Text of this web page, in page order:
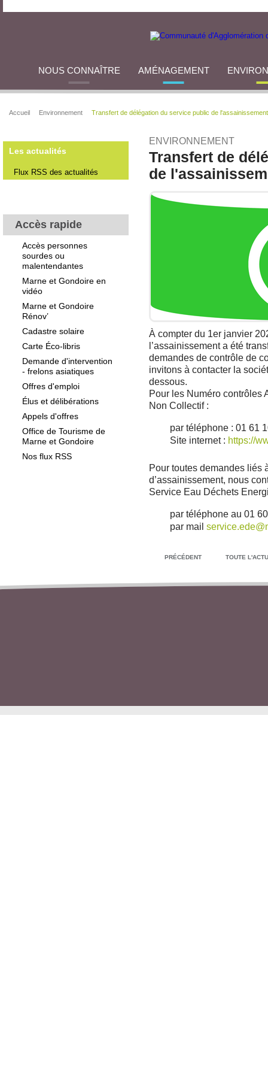
NOUS CONNAÎTRE AMÉNAGEMENT
Accueil Environnement Transfert de délégation du service public de l'assainissement
Les actualités
Flux RSS des actualités
Accès rapide
Accès personnes
sourdes ou
malentendantes
Marne et Gondoire en
vidéo
Marne et Gondoire
Rénov’
Cadastre solaire
Carte Éco-libris
Demande d'intervention
- frelons asiatiques
Offres d'emploi
Élus et délibérations
Appels d'offres
Office de Tourisme de
Marne et Gondoire
Nos flux RSS
ENVIRONNEMENT
Transfert de
de
À compter du 1er janvier
l’assainissement a été
demandes de contrôle de
invitons à contacter la
dessous.
Pour les Numéro contrôles
Non Collectif :
par téléphone : 01 61
Site internet : https://
Pour toutes demandes liés
d’assainissement, nous
Service Eau Déchets
par téléphone au 01
par mail
PRÉCÉDENT TOUTE